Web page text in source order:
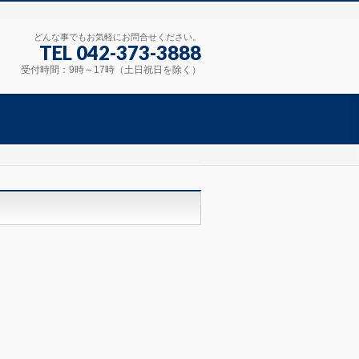
どんな事でもお気軽にお問合せください。
TEL 042-373-3888
受付時間：9時～17時（土日祝日を除く）